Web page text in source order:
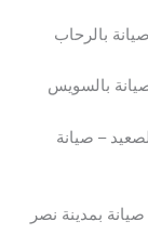
بالرحاب
صيانة بالسويس
– صيانة
بمدينة نصر